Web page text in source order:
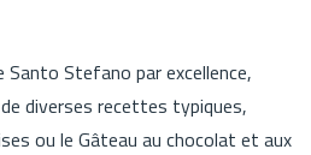
Stefano par excellence,
diverses recettes typiques,
ou le Gâteau au chocolat et aux